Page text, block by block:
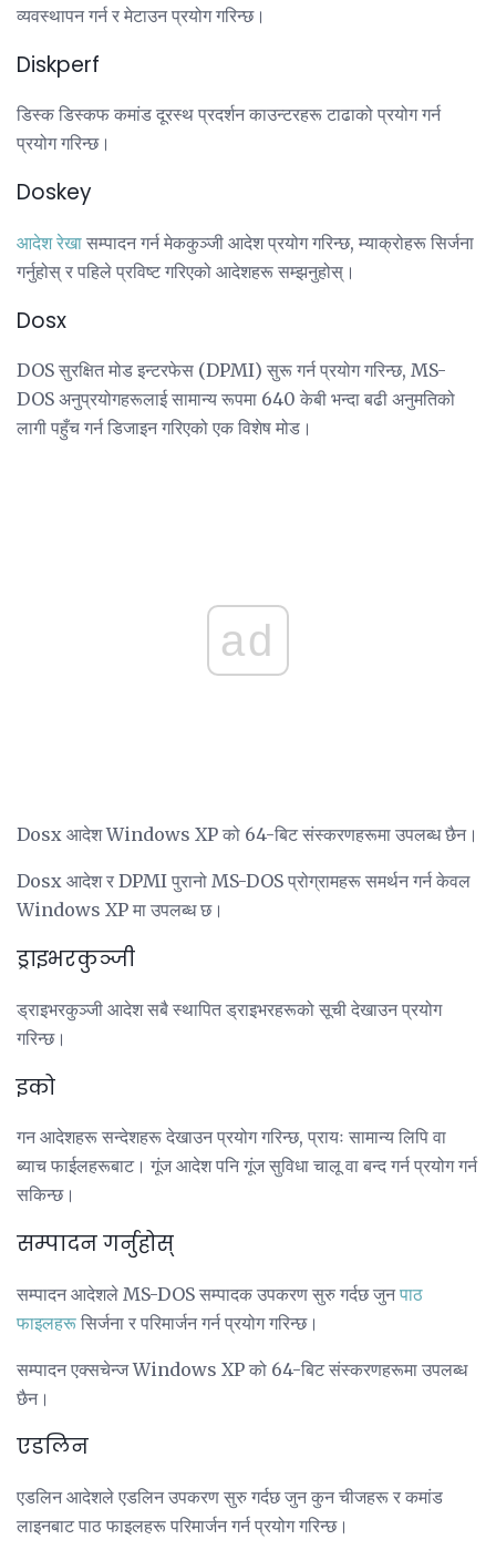
व्यवस्थापन गर्न र मेटाउन प्रयोग गरिन्छ।
Diskperf
डिस्क डिस्कफ कमांड दूरस्थ प्रदर्शन काउन्टरहरू टाढाको प्रयोग गर्न
प्रयोग गरिन्छ।
Doskey
आदेश रेखा सम्पादन गर्न मेककुञ्जी आदेश प्रयोग गरिन्छ, म्याक्रोहरू सिर्जना
गर्नुहोस् र पहिले प्रविष्ट गरिएको आदेशहरू सम्झनुहोस्।
Dosx
DOS सुरक्षित मोड इन्टरफेस (DPMI) सुरू गर्न प्रयोग गरिन्छ, MS-
DOS अनुप्रयोगहरूलाई सामान्य रूपमा 640 केबी भन्दा बढी अनुमतिको
लागी पहुँच गर्न डिजाइन गरिएको एक विशेष मोड।
ad
Dosx आदेश Windows XP को 64-बिट संस्करणहरूमा उपलब्ध छैन।
Dosx आदेश र DPMI पुरानो MS-DOS प्रोग्रामहरू समर्थन गर्न केवल
Windows XP मा उपलब्ध छ।
ड्राइभरकुञ्जी
ड्राइभरकुञ्जी आदेश सबै स्थापित ड्राइभरहरूको सूची देखाउन प्रयोग
गरिन्छ।
इको
गन आदेशहरू सन्देशहरू देखाउन प्रयोग गरिन्छ, प्रायः सामान्य लिपि वा
ब्याच फाईलहरूबाट। गूंज आदेश पनि गूंज सुविधा चालू वा बन्द गर्न प्रयोग गर्न
सकिन्छ।
सम्पादन गर्नुहोस्
सम्पादन आदेशले MS-DOS सम्पादक उपकरण सुरु गर्दछ जुनपाठ
फाइलहरू सिर्जना र परिमार्जन गर्न प्रयोग गरिन्छ।
सम्पादन एक्सचेन्ज Windows XP को 64-बिट संस्करणहरूमा उपलब्ध
छैन।
एडलिन
एडलिन आदेशले एडलिन उपकरण सुरु गर्दछ जुन कुन चीजहरू र कमांड
लाइनबाट पाठ फाइलहरू परिमार्जन गर्न प्रयोग गरिन्छ।